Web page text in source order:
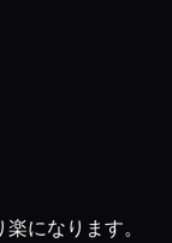
になります。